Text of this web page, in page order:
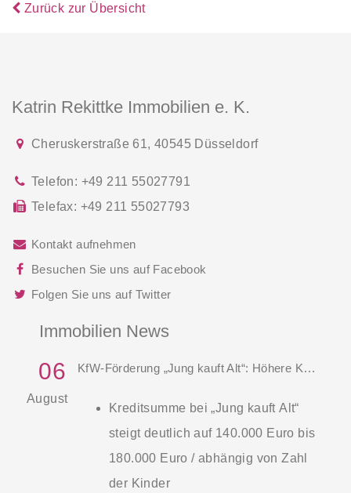
Zurück zur Übersicht
Katrin Rekittke Immobilien e. K.
Cheruskerstraße 61, 40545 Düsseldorf
Telefon: +49 211 55027791
Telefax: +49 211 55027793
Kontakt aufnehmen
Besuchen Sie uns auf Facebook
Folgen Sie uns auf Twitter
Immobilien News
06
August
KfW-Förderung „Jung kauft Alt“: Höhere Kredite ab August 2026
Kreditsumme bei „Jung kauft Alt“
steigt deutlich auf 140.000 Euro bis
180.000 Euro / abhängig von Zahl
der Kinder